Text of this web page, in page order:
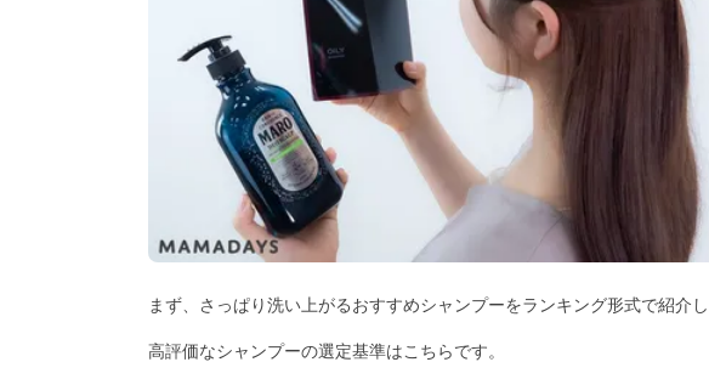
まず、さっぱり洗い上がるおすすめシャンプーをランキング形式で紹介し
高評価なシャンプーの選定基準はこちらです。